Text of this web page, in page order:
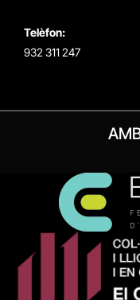
Telèfon:
932 311 247